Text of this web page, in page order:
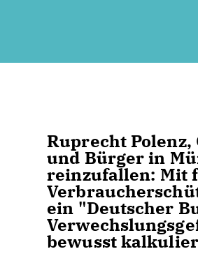
Ruprecht
und Bürger in
reinzufallen: Mit
ein "Deutscher
bewusst